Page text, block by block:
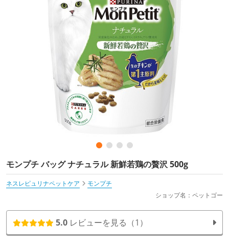
モンプチ バッグ ナチュラル 新鮮若鶏の贅沢 500g
ネスレピュリナペットケア
モンプチ
ショップ名：ペットゴー
5.0 レビューを見る（1）